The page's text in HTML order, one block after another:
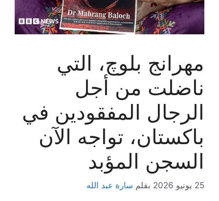
مهرانج بلوچ، التي
ناضلت من أجل
الرجال المفقودين في
باكستان، تواجه الآن
السجن المؤبد
25 يونيو 2026 بقلم سارة عبد الله